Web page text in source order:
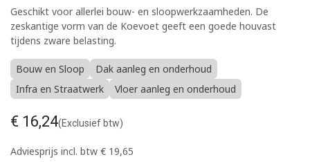
Geschikt voor allerlei bouw- en sloopwerkzaamheden. De
zeskantige vorm van de Koevoet geeft een goede houvast
tijdens zware belasting.
Bouw en Sloop
Dak aanleg en onderhoud
Infra en Straatwerk
Vloer aanleg en onderhoud
€ 16,24(Exclusief btw)
Adviesprijs incl. btw € 19,65